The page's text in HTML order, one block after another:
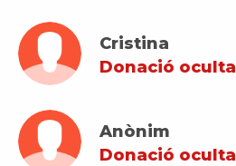
Cristina
Donació oculta
Anònim
Donació oculta